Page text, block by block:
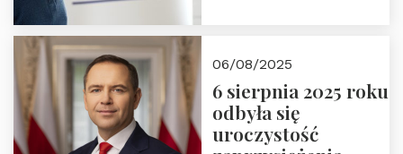
06/08/2025
6 sierpnia 2025 roku
odbyła się
uroczystość